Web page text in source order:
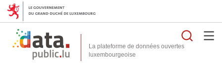
La plateforme de données ouvertes